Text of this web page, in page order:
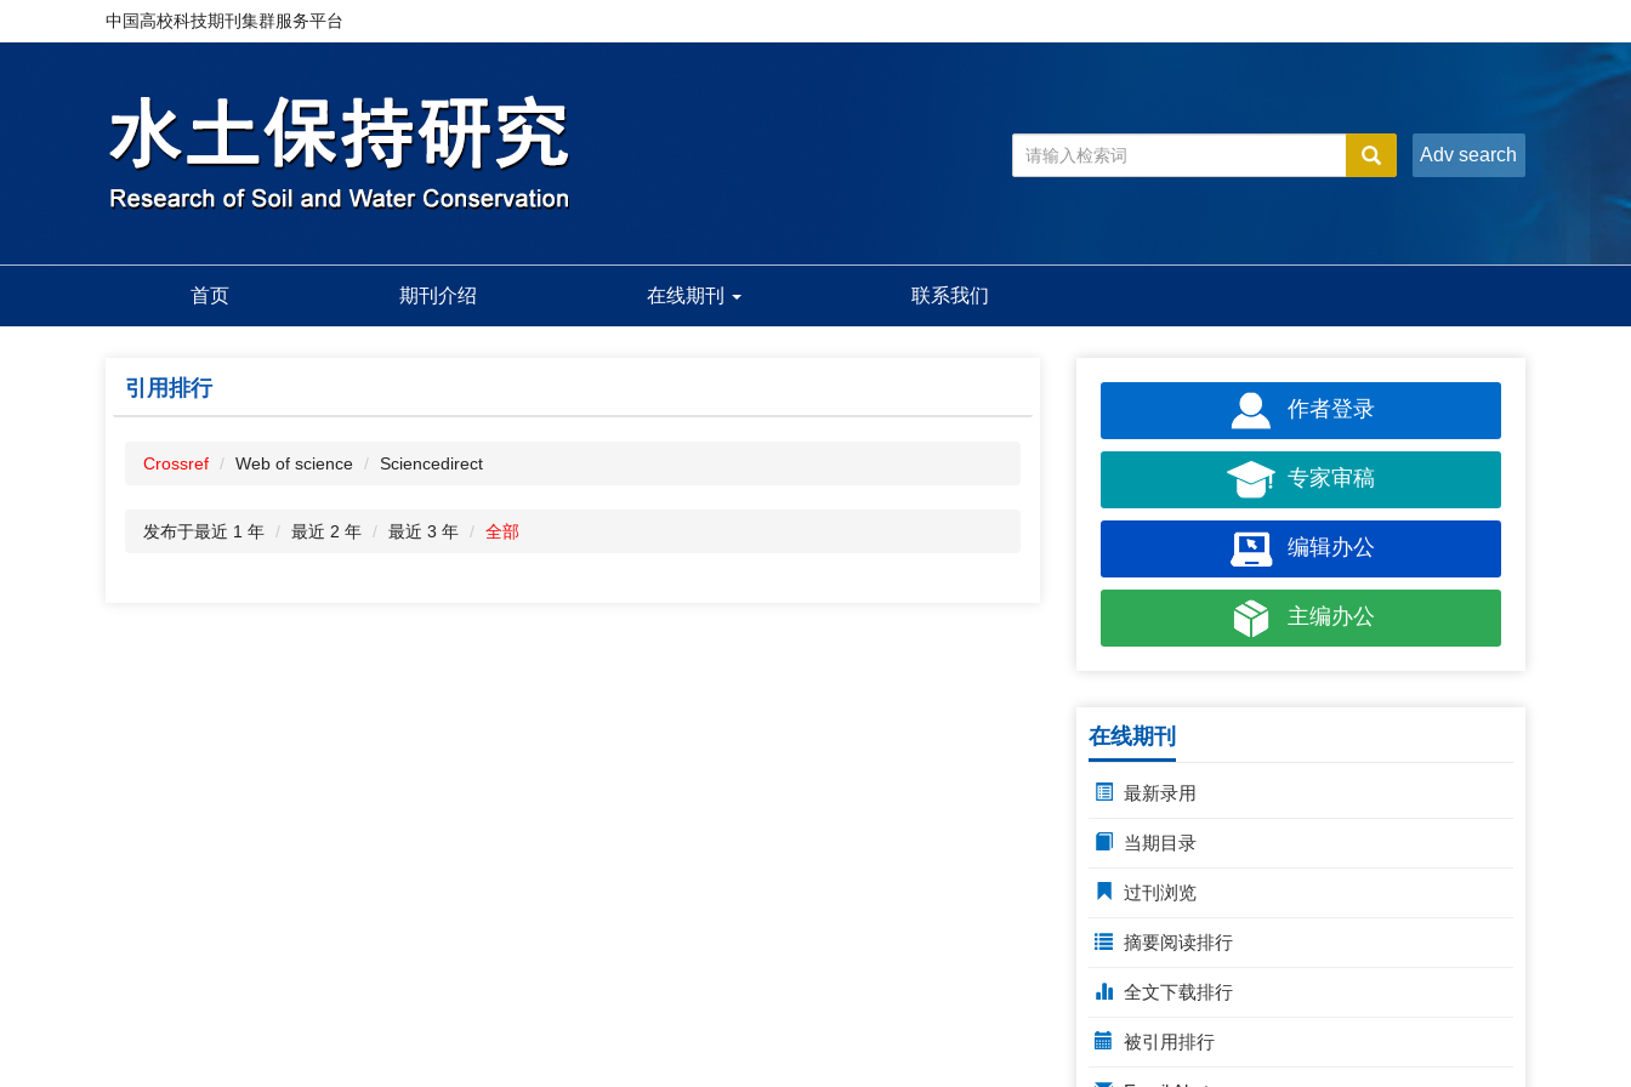
中国高校科技期刊集群服务平台
Adv search
首页 期刊介绍 在线期刊 联系我们
引用排行
Crossref Web of science Sciencedirect
发布于最近 1 年 最近 2 年 最近 3 年 全部
作者登录
专家审稿
编辑办公
主编办公
在线期刊
最新录用
当期目录
过刊浏览
摘要阅读排行
全文下载排行
被引用排行